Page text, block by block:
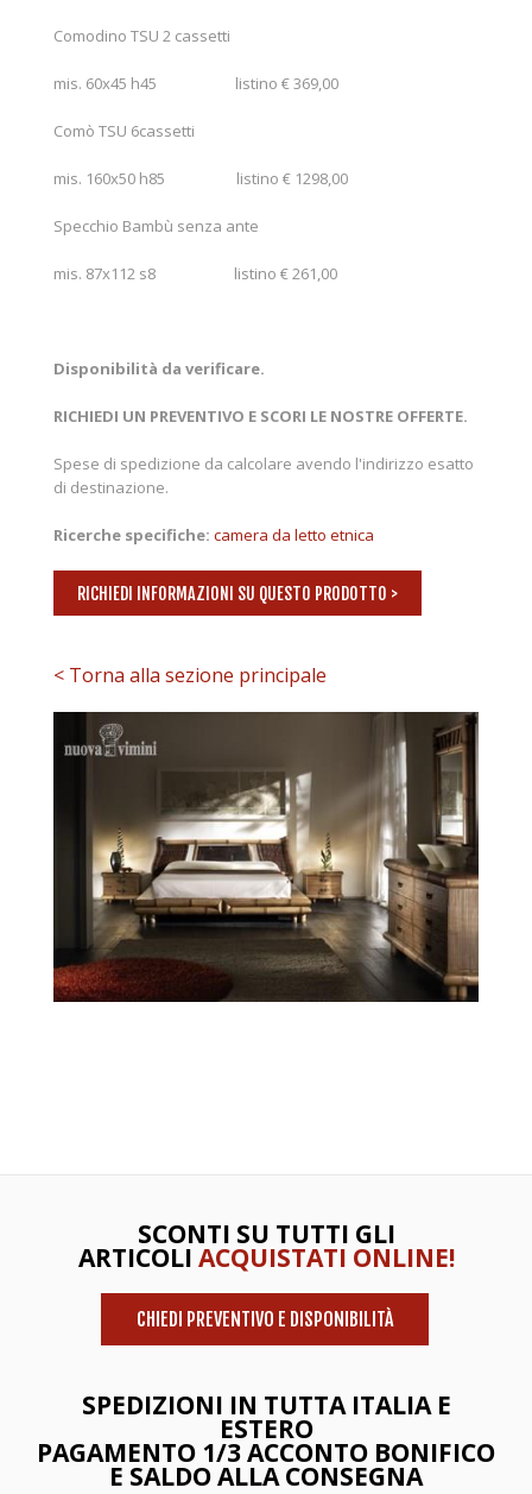
Comodino TSU 2 cassetti
mis. 60x45 h45 listino € 369,00
Comò TSU 6cassetti
mis. 160x50 h85 listino € 1298,00
Specchio Bambù senza ante
mis. 87x112 s8 listino € 261,00
Disponibilità da verificare.
RICHIEDI UN PREVENTIVO E SCORI LE NOSTRE OFFERTE.
Spese di spedizione da calcolare avendo l'indirizzo esatto
di destinazione.
Ricerche specifiche: camera da letto etnica
RICHIEDI INFORMAZIONI SU QUESTO PRODOTTO >
< Torna alla sezione principale
SCONTI SU TUTTI GLI
ARTICOLI ACQUISTATI ONLINE!
CHIEDI PREVENTIVO E DISPONIBILITÀ
SPEDIZIONI IN TUTTA ITALIA E
ESTERO
PAGAMENTO 1/3 ACCONTO BONIFICO
E SALDO ALLA CONSEGNA